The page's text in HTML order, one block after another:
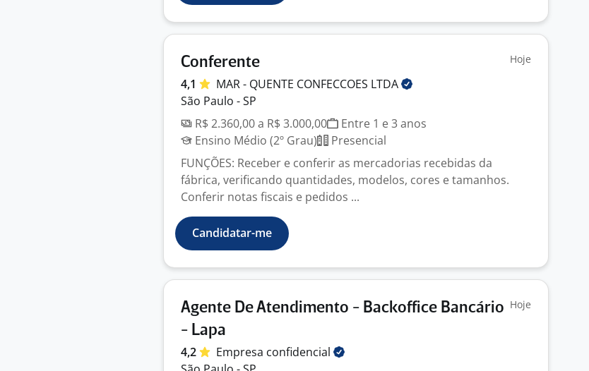
Conferente Hoje
4,1 MAR - QUENTE CONFECCOES LTDA
São Paulo - SP
R$ 2.360,00 a R$ 3.000,00
Entre 1 e 3 anos
Ensino Médio (2º Grau)
Presencial
FUNÇÕES: Receber e conferir as mercadorias recebidas da
fábrica, verificando quantidades, modelos, cores e tamanhos.
Conferir notas fiscais e pedidos ...
Candidatar-me
Agente De Atendimento - Backoffice Bancário
- Lapa
Hoje
4,2 Empresa confidencial